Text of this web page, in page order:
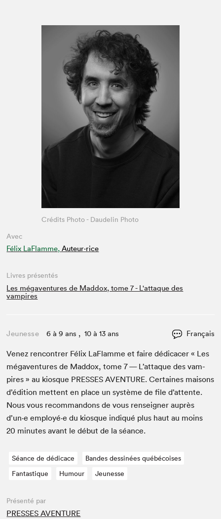
Avec
Félix LaFlamme, Auteur·rice
Crédits Photo - Daudelin Photo
Livres présentés
Les mégaventures de Maddox, tome 7 - L'attaque des
vampires
Jeunesse 6 à 9 ans , 10 à 13 ans Français
Venez ren­con­tr­er Félix LaFlamme et faire dédi­cac­er « Les
mégaven­tures de Mad­dox, tome7— L’at­taque des vam­
pires » au kiosque PRESS­ES AVEN­TURE. Cer­taines maisons
d’édi­tion met­tent en place un sys­tème de file d’at­tente.
Nous vous recom­man­dons de vous ren­seign­er auprès
d’un·e employé·e du kiosque indiqué plus haut au moins
20 min­utes avant le début de la séance.
Séance de dédicace
Bandes dessinées québécoises
Fantastique
Humour Jeunesse
Présenté par
PRESSES AVENTURE